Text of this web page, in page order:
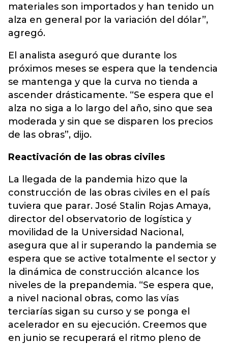
materiales son importados y han tenido un
alza en general por la variación del dólar”,
agregó.
El analista aseguró que durante los
próximos meses se espera que la tendencia
se mantenga y que la curva no tienda a
ascender drásticamente. “Se espera que el
alza no siga a lo largo del año, sino que sea
moderada y sin que se disparen los precios
de las obras”, dijo.
Reactivación de las obras civiles
La llegada de la pandemia hizo que la
construcción de las obras civiles en el país
tuviera que parar. José Stalin Rojas Amaya,
director del observatorio de logística y
movilidad de la Universidad Nacional,
asegura que al ir superando la pandemia se
espera que se active totalmente el sector y
la dinámica de construcción alcance los
niveles de la prepandemia. “Se espera que,
a nivel nacional obras, como las vías
terciarías sigan su curso y se ponga el
acelerador en su ejecución. Creemos que
en junio se recuperará el ritmo pleno de